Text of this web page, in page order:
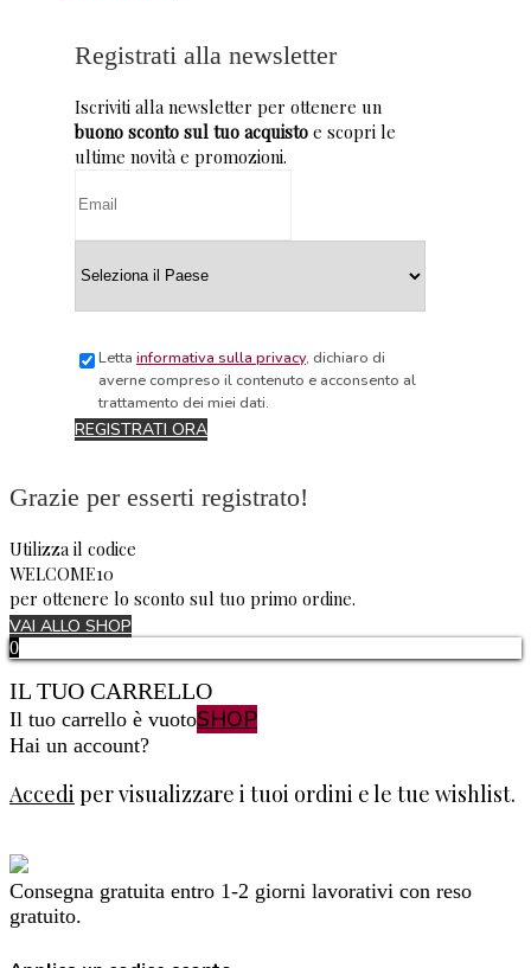
Registrati alla newsletter
Iscriviti alla newsletter per ottenere un
buono sconto sul tuo acquisto e scopri le
ultime novità e promozioni.
Letta informativa sulla privacy, dichiaro di
averne compreso il contenuto e acconsento al
trattamento dei miei dati.
REGISTRATI ORA
Grazie per esserti registrato!
Utilizza il codice
WELCOME10
per ottenere lo sconto sul tuo primo ordine.
VAI ALLO SHOP
0
IL TUO CARRELLO
Il tuo carrello è vuotoSHOP
Hai un account?
Accedi per visualizzare i tuoi ordini e le tue wishlist.
Consegna gratuita entro 1-2 giorni lavorativi con reso
gratuito.